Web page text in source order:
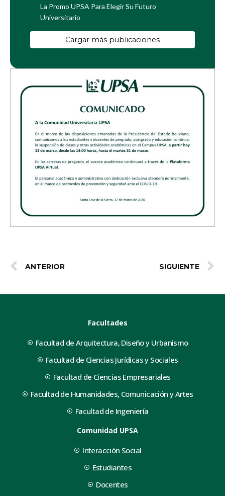
La Promo UPSA Para Elegir Su Futuro
Universitario
Cargar más publicaciones
ANTERIOR SIGUIENTE
Facultades
Facultad de Arquitectura, Diseño y Urbanismo
Facultad de Ciencias Jurídicas y Sociales
Facultad de Ciencias Empresariales
Facultad de Humanidades, Comunicación y Artes
Facultad de Ingeniería
Comunidad UPSA
Interacción Social
Estudiantes
Docentes